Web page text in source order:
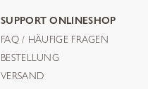
SUPPORT ONLINESHOP
FAQ / HÄUFIGE FRAGEN
BESTELLUNG
VERSAND